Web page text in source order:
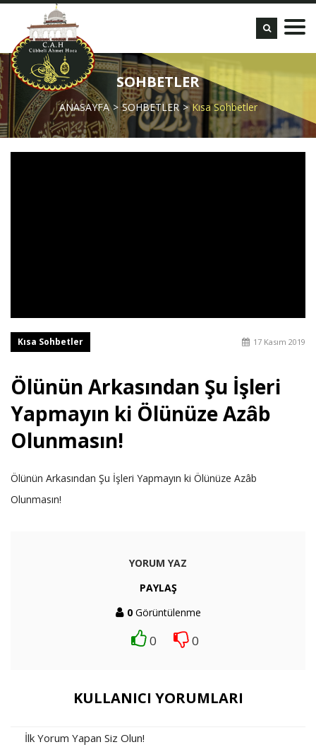
SOHBETLER
ANASAYFA SOHBETLER Kısa Sohbetler
Kısa Sohbetler 17 Kasım 2019
Ölünün Arkasından Şu İşleri
Yapmayın ki Ölünüze Azâb
Olunmasın!
Ölünün Arkasından Şu İşleri Yapmayın ki Ölünüze Azâb
Olunmasın!
YORUM YAZ
PAYLAŞ
0Görüntülenme
0 0
KULLANICI YORUMLARI
İlk Yorum Yapan Siz Olun!